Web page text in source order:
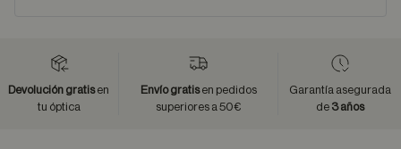
Devolución gratisen
tu óptica
Envío gratisen pedidos
superiores a 50€
Garantía asegurada
de 3 años